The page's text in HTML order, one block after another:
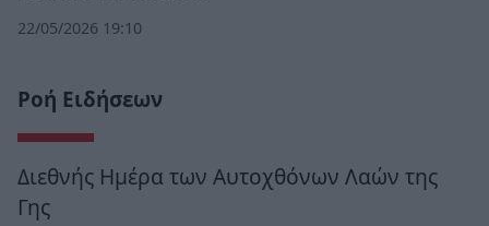
22/05/2026 19:10
Ροή Ειδήσεων
Διεθνής Ημέρα των Αυτοχθόνων Λαών της
Γης